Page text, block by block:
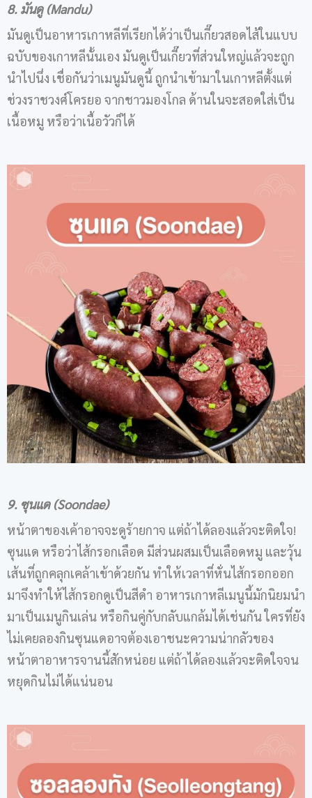
8. มันดู (Mandu)
มันดูเป็นอาหารเกาหลีที่เรียกได้ว่าเป็นเกี๊ยวสอดไส้ในแบบ
ฉบับของเกาหลีนั้นเอง มันดูเป็นเกี๊ยวที่ส่วนใหญ่แล้วจะถูก
นำไปนึ่ง เชื่อกันว่าเมนูมันดูนี้ ถูกนำเข้ามาในเกาหลีตั้งแต่
ช่วงราชวงศ์โครยอ จากชาวมองโกล ด้านในจะสอดใส่เป็น
เนื้อหมู หรือว่าเนื้อวัวก็ได้
9. ซุนแด (Soondae)
หน้าตาของเค้าอาจจะดูร้ายกาจ แต่ถ้าได้ลองแล้วจะติดใจ!
ซุนแด หรือว่าไส้กรอกเลือด มีส่วนผสมเป็นเลือดหมู และวุ้น
เส้นที่ถูกคลุกเคล้าเข้าด้วยกัน ทำให้เวลาที่หั่นไส้กรอกออก
มาจึงทำให้ไส้กรอกดูเป็นสีดำ อาหารเกาหลีเมนูนี้มักนิยมนำ
มาเป็นเมนูกินเล่น หรือกินคู่กับกลับแกล้มได้เช่นกัน ใครที่ยัง
ไม่เคยลองกินซุนแดอาจต้องเอาชนะความน่ากลัวของ
หน้าตาอาหารจานนี้สักหน่อย แต่ถ้าได้ลองแล้วจะติดใจจน
หยุดกินไม่ได้แน่นอน